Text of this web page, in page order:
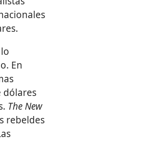
En
dólares
The New
rebeldes